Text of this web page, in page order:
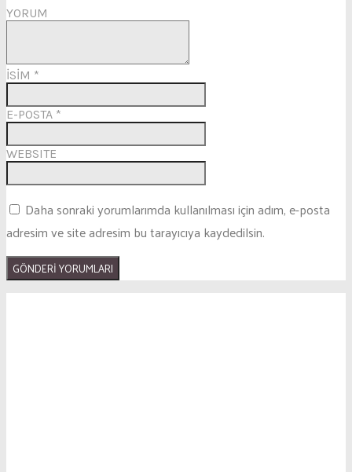
YORUM
İSİM *
E-POSTA *
WEBSITE
Daha sonraki yorumlarımda kullanılması için adım, e-posta
adresim ve site adresim bu tarayıcıya kaydedilsin.